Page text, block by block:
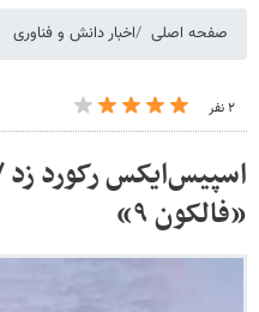
صفحه اصلی اخبار دانش و فناوری
۲ نفر
اسپیس‌ایکس رکورد
«فالکون ۹»